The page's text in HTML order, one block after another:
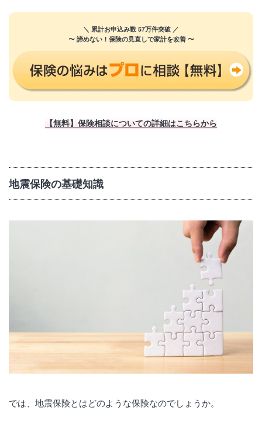
＼ 累計お申込み数 57万件突破 ／
〜 諦めない！保険の見直しで家計を改善 〜
【無料】保険相談についての詳細はこちらから
地震保険の基礎知識
では、地震保険とはどのような保険なのでしょうか。